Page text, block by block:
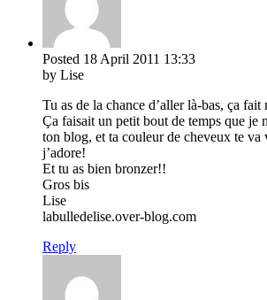
Posted 18 April 2011 13:33
by Lise
Tu as de la chance d’aller là-bas, ça fait
Ça faisait un petit bout de temps que je
ton blog, et ta couleur de cheveux te va
j’adore!
Et tu as bien bronzer!!
Gros bis
Lise
labulledelise.over-blog.com
Reply